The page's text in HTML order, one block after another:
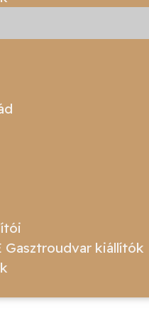
Gasztroudvar kiállítók